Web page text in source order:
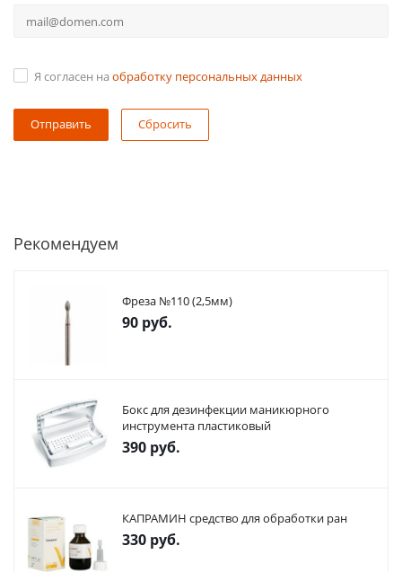
Я согласен на обработку персональных данных
Сбросить
Рекомендуем
Фреза №110 (2,5мм)
90 руб.
Бокс для дезинфекции маникюрного
инструмента пластиковый
390 руб.
КАПРАМИН средство для обработки ран
330 руб.